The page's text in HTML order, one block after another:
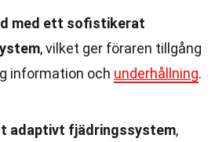
med ett sofistikerat
, vilket ger föraren tillgång
information och underhållning.
adaptivt fjädringssystem,